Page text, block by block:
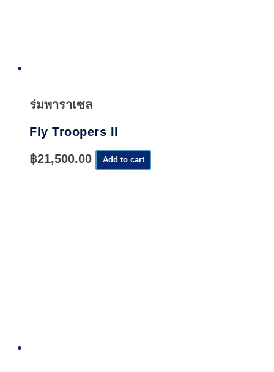
ร่มพาราเซล
Fly Troopers II
฿21,500.00 Add to cart